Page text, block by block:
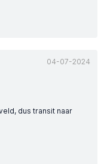
04-07-2024
dus transit naar